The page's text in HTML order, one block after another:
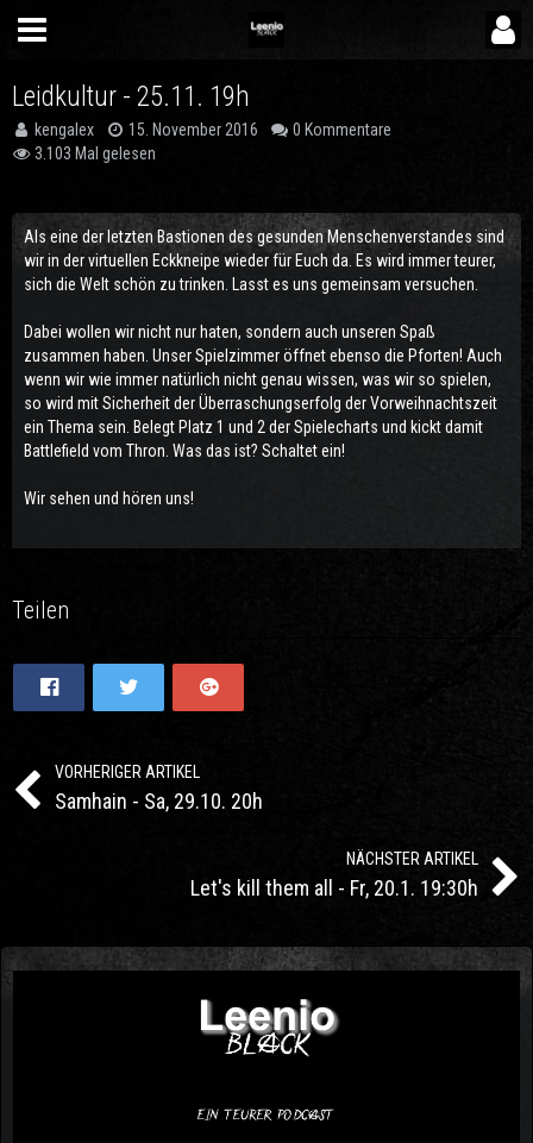
Leidkultur - 25.11. 19h
kengalex 15. November 2016
0 Kommentare
3.103 Mal gelesen
Als eine der letzten Bastionen des gesunden Menschenverstandes sind
wir in der virtuellen Eckkneipe wieder für Euch da. Es wird immer teurer,
sich die Welt schön zu trinken. Lasst es uns gemeinsam versuchen.
Dabei wollen wir nicht nur haten, sondern auch unseren Spaß
zusammen haben. Unser Spielzimmer öffnet ebenso die Pforten! Auch
wenn wir wie immer natürlich nicht genau wissen, was wir so spielen,
so wird mit Sicherheit der Überraschungserfolg der Vorweihnachtszeit
ein Thema sein. Belegt Platz 1 und 2 der Spielecharts und kickt damit
Battlefield vom Thron. Was das ist? Schaltet ein!
Wir sehen und hören uns!
Teilen
VORHERIGER ARTIKEL
Samhain - Sa, 29.10. 20h
NÄCHSTER ARTIKEL
Let's kill them all - Fr, 20.1. 19:30h